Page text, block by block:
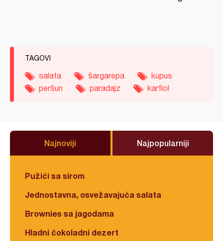
TAGOVI
salata šargarepa
kupus
peršun
paradajz karfiol
Najnoviji Najpopularniji
Pužići sa sirom
Jednostavna, osvežavajuća salata
Brownies sa jagodama
Hladni čokoladni dezert